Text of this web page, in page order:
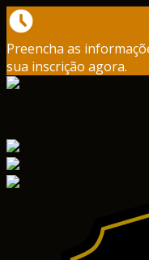
Preencha as
sua inscrição agora.